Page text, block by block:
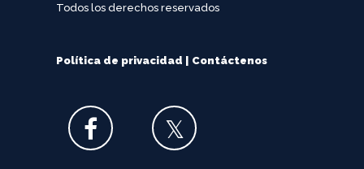
Todos los derechos reservados
Política de privacidad Contáctenos